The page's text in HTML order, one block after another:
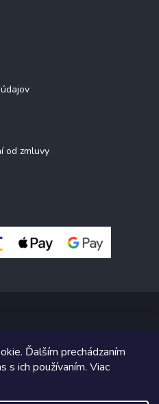
Ďalším prechádzaním
ich používaním. Viac
od zmluvy
lavice . Všetky práva vyhradené.
cookies
implementoval
.